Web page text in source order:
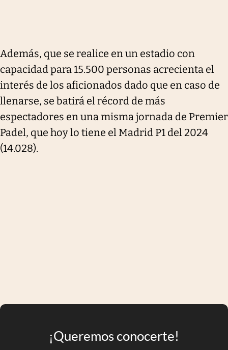
Además, que se realice en un estadio con
capacidad para 15.500 personas acrecienta el
interés de los aficionados dado que en caso de
llenarse, se batirá el récord de más
espectadores en una misma jornada de Premier
Padel, que hoy lo tiene el Madrid P1 del 2024
(14.028).
¡Queremos conocerte!